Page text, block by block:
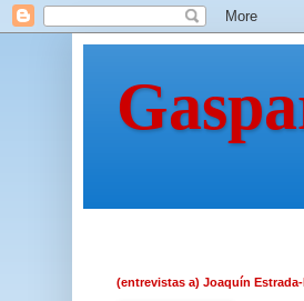
(entrevistas a) Joaquín